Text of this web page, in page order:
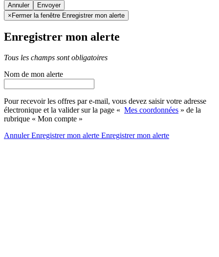
Annuler
× Fermer la fenêtre Enregistrer mon alerte
Enregistrer mon alerte
Tous les champs sont obligatoires
Nom de mon alerte
Pour recevoir les offres par e-mail, vous devez saisir votre adresse
électronique et la valider sur la page « Mes coordonnées » de la
rubrique « Mon compte »
AnnulerEnregistrer mon alerte Enregistrermon alerte